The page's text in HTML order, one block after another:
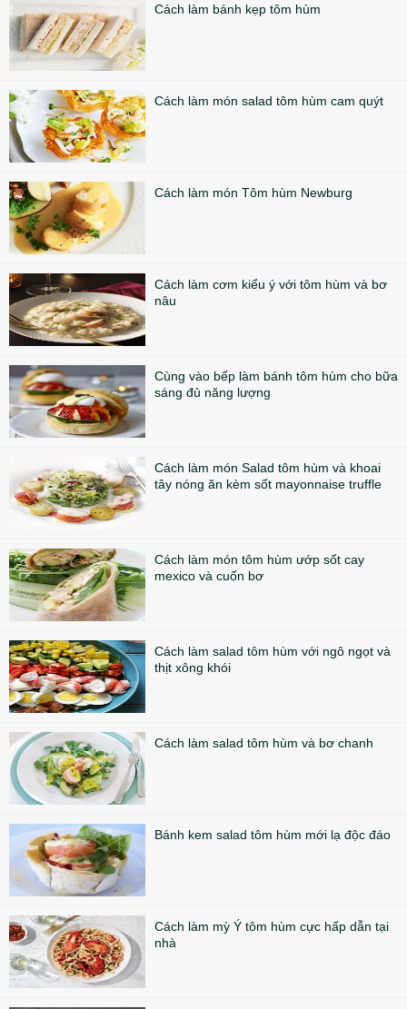
Cách làm bánh kẹp tôm hùm
Cách làm món salad tôm hùm cam quýt
Cách làm món Tôm hùm Newburg
Cách làm cơm kiểu ý với tôm hùm và bơ
nâu
Cùng vào bếp làm bánh tôm hùm cho bữa
sáng đủ năng lượng
Cách làm món Salad tôm hùm và khoai
tây nóng ăn kèm sốt mayonnaise truffle
Cách làm món tôm hùm ướp sốt cay
mexico và cuốn bơ
Cách làm salad tôm hùm với ngô ngọt và
thịt xông khói
Cách làm salad tôm hùm và bơ chanh
Bánh kem salad tôm hùm mới lạ độc đáo
Cách làm mỳ Ý tôm hùm cực hấp dẫn tại
nhà